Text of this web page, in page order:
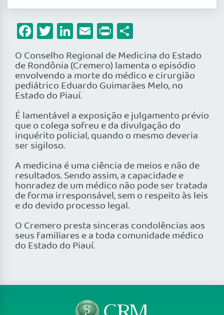
Facebook
Twitter
LinkedIn
Email
Print
O Conselho Regional de Medicina do Estado
de Rondônia (Cremero) lamenta o episódio
envolvendo a morte do médico e cirurgião
pediátrico Eduardo Guimarães Melo, no
Estado do Piauí.
É lamentável a exposição e julgamento prévio
que o colega sofreu e da divulgação do
inquérito policial, quando o mesmo deveria
ser sigiloso.
A medicina é uma ciência de meios e não de
resultados. Sendo assim, a capacidade e
honradez de um médico não pode ser tratada
de forma irresponsável, sem o respeito às leis
e do devido processo legal.
O Cremero presta sinceras condolências aos
seus familiares e a toda comunidade médico
do Estado do Piauí.